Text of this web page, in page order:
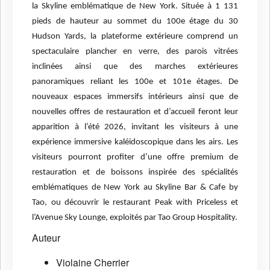
la Skyline emblématique de New York. Située à 1 131
pieds de hauteur au sommet du 100e étage du 30
Hudson Yards, la plateforme extérieure comprend un
spectaculaire plancher en verre, des parois vitrées
inclinées ainsi que des marches extérieures
panoramiques reliant les 100e et 101e étages. De
nouveaux espaces immersifs intérieurs ainsi que de
nouvelles offres de restauration et d’accueil feront leur
apparition à l’été 2026, invitant les visiteurs à une
expérience immersive kaléidoscopique dans les airs. Les
visiteurs pourront profiter d’une offre premium de
restauration et de boissons inspirée des spécialités
emblématiques de New York au Skyline Bar & Cafe by
Tao, ou découvrir le restaurant Peak with Priceless et
l’Avenue Sky Lounge, exploités par Tao Group Hospitality.
Auteur
Violaine Cherrier